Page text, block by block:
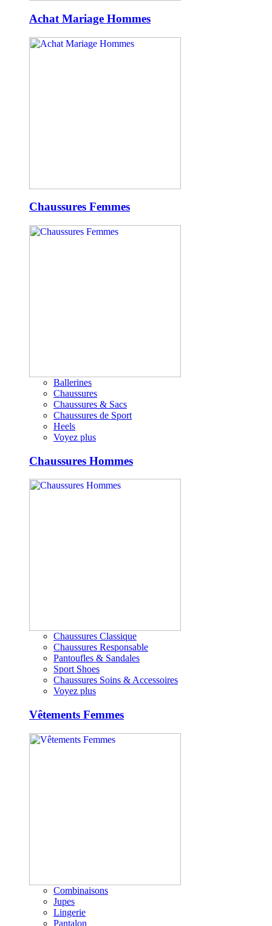
Achat Mariage Hommes
Chaussures Femmes
Ballerines
Chaussures
Chaussures & Sacs
Chaussures de Sport
Heels
Voyez plus
Chaussures Hommes
Chaussures Classique
Chaussures Responsable
Pantoufles & Sandales
Sport Shoes
Chaussures Soins & Accessoires
Voyez plus
Vêtements Femmes
Combinaisons
Jupes
Lingerie
Pantalon